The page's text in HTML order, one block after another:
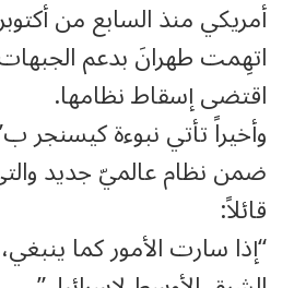
اتهِمت طهرانَ بدعم
اقتضى إسقاط نظامها.
وأخيراً تأتي نبوءة كيسنجر
ضمن نظام عالميّ جديد
قائلاً:
“إذا سارت الأمور كما